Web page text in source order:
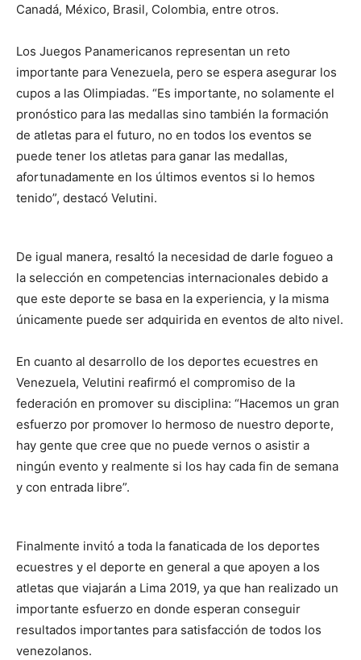
Canadá, México, Brasil, Colombia, entre otros.
Los Juegos Panamericanos representan un reto
importante para Venezuela, pero se espera asegurar los
cupos a las Olimpiadas. “Es importante, no solamente el
pronóstico para las medallas sino también la formación
de atletas para el futuro, no en todos los eventos se
puede tener los atletas para ganar las medallas,
afortunadamente en los últimos eventos si lo hemos
tenido”, destacó Velutini.
De igual manera, resaltó la necesidad de darle fogueo a
la selección en competencias internacionales debido a
que este deporte se basa en la experiencia, y la misma
únicamente puede ser adquirida en eventos de alto nivel.
En cuanto al desarrollo de los deportes ecuestres en
Venezuela, Velutini reafirmó el compromiso de la
federación en promover su disciplina: “Hacemos un gran
esfuerzo por promover lo hermoso de nuestro deporte,
hay gente que cree que no puede vernos o asistir a
ningún evento y realmente si los hay cada fin de semana
y con entrada libre”.
Finalmente invitó a toda la fanaticada de los deportes
ecuestres y el deporte en general a que apoyen a los
atletas que viajarán a Lima 2019, ya que han realizado un
importante esfuerzo en donde esperan conseguir
resultados importantes para satisfacción de todos los
venezolanos.